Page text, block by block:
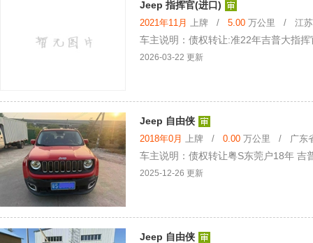
Jeep 指挥官(进口)
2021年11月 上牌 / 5.00 万公里 / 江苏
车主说明：债权转让:准22年吉普大指
2026-03-22 更新
Jeep 自由侠
2018年0月 上牌 / 0.00 万公里 / 广东省
车主说明：债权转让粤S东莞户18年 吉
2025-12-26 更新
Jeep 自由侠